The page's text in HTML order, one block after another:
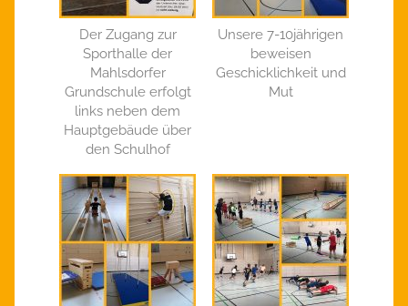
Der Zugang zur
Sporthalle der
Mahlsdorfer
Grundschule erfolgt
links neben dem
Hauptgebäude über
den Schulhof
Unsere 7-10jährigen
beweisen
Geschicklichkeit und
Mut